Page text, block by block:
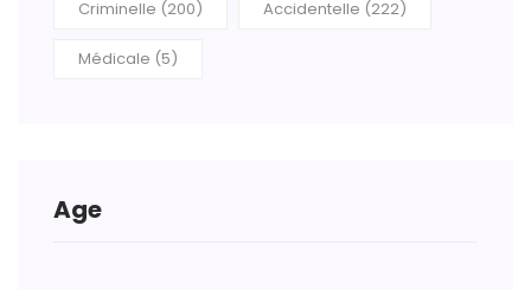
Criminelle (200) Accidentelle (222)
Médicale (5)
Age